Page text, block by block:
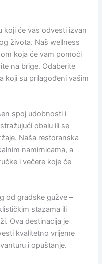
koji će vas odvesti izvan
života. Naš wellness
koja će vam pomoći
na brige. Odaberite
koji su prilagođeni vašim
spoj udobnosti i
obalu ili se
Naša restoranska
namirnicama, a
i večere koje će
od gradske gužve –
stazama ili
Ova destinacija je
kvalitetno vrijeme
i opuštanje.